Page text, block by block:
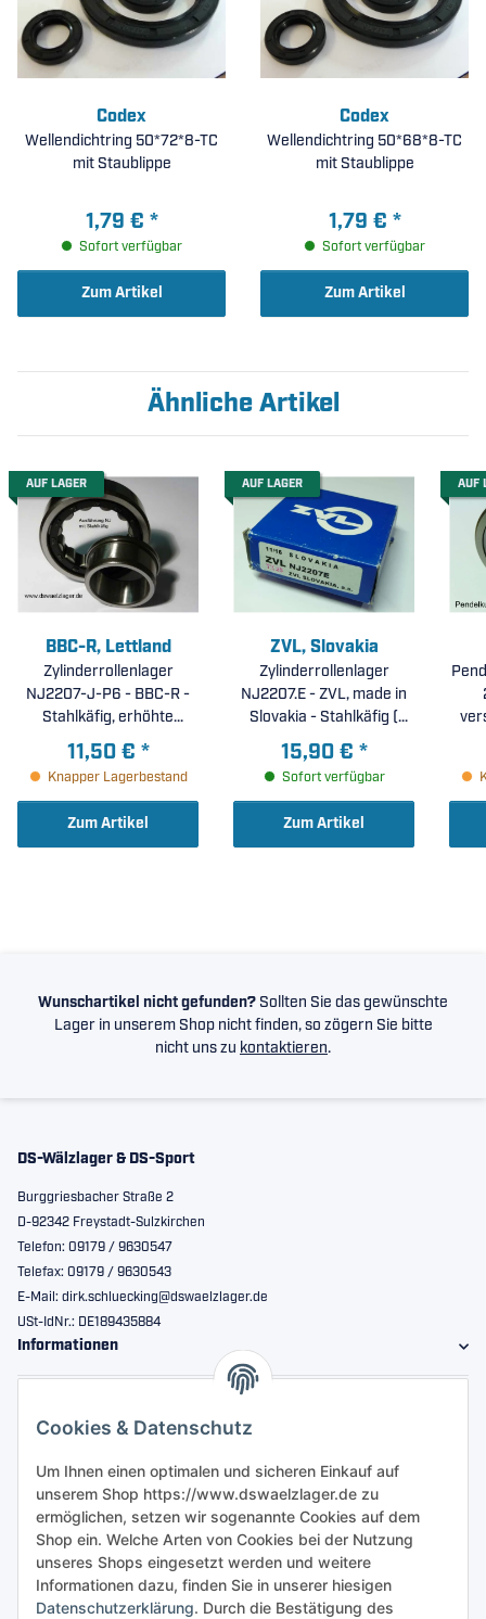
Cookies & Datenschutz
Um Ihnen einen optimalen und sicheren Einkauf auf
unserem Shop https://www.dswaelzlager.de zu
ermöglichen, setzen wir sogenannte Cookies auf dem
Shop ein. Welche Arten von Cookies bei der Nutzung
unseres Shops eingesetzt werden und weitere
Informationen dazu, finden Sie in unserer hiesigen
Datenschutzerklärung. Durch die Bestätigung des
Codex
Wellendichtring 50*72*8-TC
mit Staublippe
1,79 € *
Sofort verfügbar
Zum Artikel
Codex
Wellendichtring 50*68*8-TC
mit Staublippe
1,79 € *
Sofort verfügbar
Zum Artikel
Ähnliche Artikel
AUF LAGER
BBC-R, Lettland
Zylinderrollenlager
NJ2207-J-P6 - BBC-R -
Stahlkäfig, erhöhte
Laufgenauigkeit P6 (
35x72x23mm )
11,50 € *
Knapper Lagerbestand
Zum Artikel
AUF LAGER
ZVL, Slovakia
Zylinderrollenlager
NJ2207.E - ZVL, made in
Slovakia - Stahlkäfig (
35x72x23mm )
15,90 € *
Sofort verfügbar
Zum Artikel
AUF
Wunschartikel nicht gefunden? Sollten Sie das gewünschte
Lager in unserem Shop nicht finden, so zögern Sie bitte
nicht uns zu kontaktieren.
DS-Wälzlager & DS-Sport
Burggriesbacher Straße 2
D-92342 Freystadt-Sulzkirchen
Telefon: 09179 / 9630547
Telefax: 09179 / 9630543
E-Mail: dirk.schluecking@dswaelzlager.de
USt-IdNr.: DE189435884
Informationen
Sicher bestellen